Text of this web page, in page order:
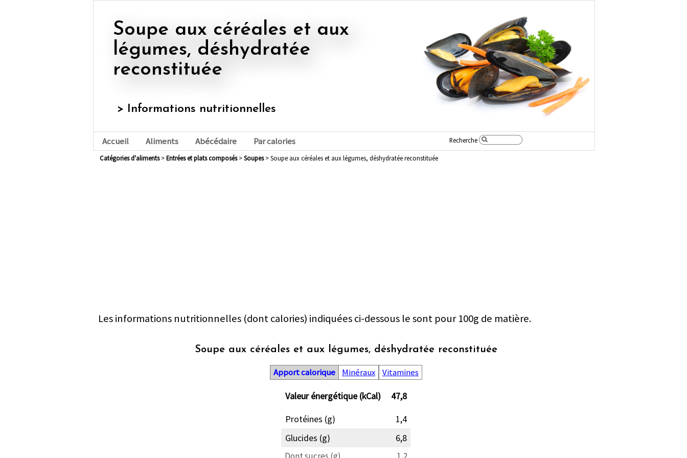
Soupe aux céréales et aux
légumes, déshydratée
reconstituée
> Informations nutritionnelles
Accueil Aliments Abécédaire Par calories Recherche
Catégories d'aliments> entrées et plats composés> soupes> Soupe aux céréales et aux légumes, déshydratée reconstituée
Les informations nutritionnelles (dont calories) indiquées ci-dessous le sont pour 100g de matière.
Soupe aux céréales et aux légumes, déshydratée reconstituée
Apport calorique Minéraux Vitamines
Valeur énergétique (kCal)
47,8
Protéines (g)
1,4
Glucides (g)
6,8